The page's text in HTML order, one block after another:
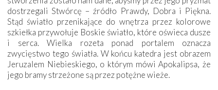
dostrzegali Stwórcę – źródło Prawdy, Dobra i Piękna.
Stąd światło przenikające do wnętrza przez kolorowe
szkiełka przywołuje Boskie światło, które oświeca dusze
i serca. Wielka rozeta ponad portalem oznacza
zwycięstwo tego światła. W końcu katedra jest obrazem
Jeruzalem Niebieskiego, o którym mówi Apokalipsa, że
jego bramy strzeżone są przez potężne wieże.